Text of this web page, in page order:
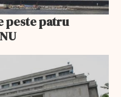
peste patru